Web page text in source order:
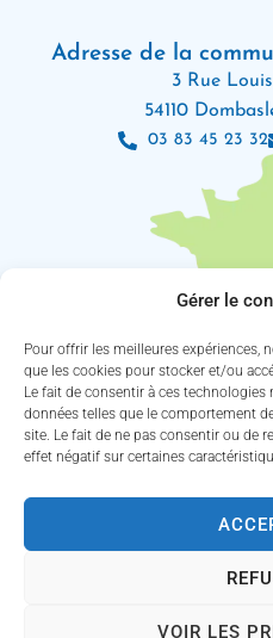
Gérer le
Pour offrir les meilleures expériences,
que les cookies pour stocker et/ou
Le fait de consentir à ces
données telles que le comportement
site. Le fait de ne pas consentir ou de
effet négatif sur certaines
VOIR LES
Adresse de la
3 Rue
54110
03 83 45 23 32
Les horaires
Lundi : 8h30 –
Mardi, jeudi et vendredi :
(Service des